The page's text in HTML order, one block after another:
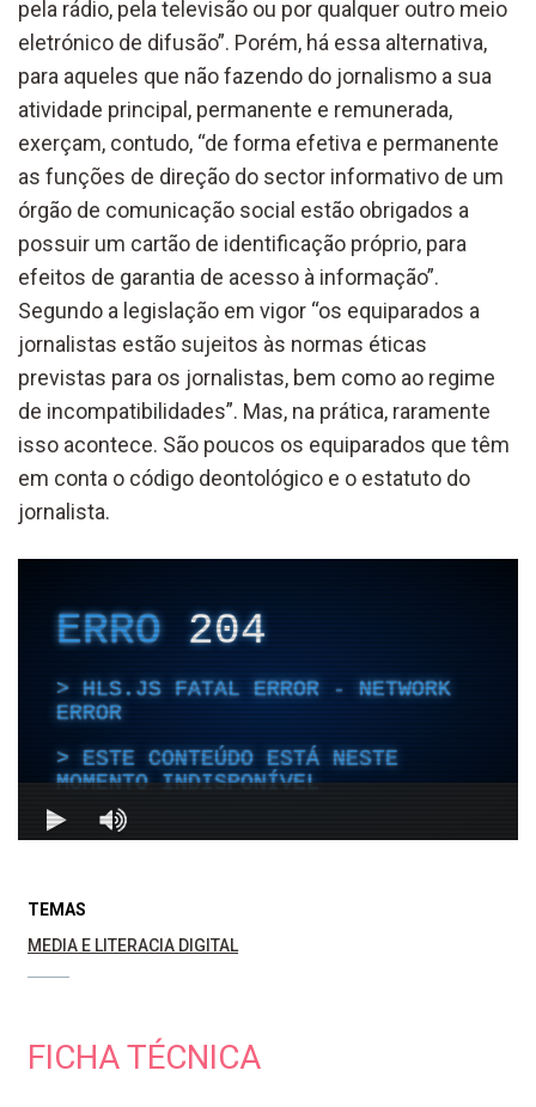
pela rádio, pela televisão ou por qualquer outro meio
eletrónico de difusão”. Porém, há essa alternativa,
para aqueles que não fazendo do jornalismo a sua
atividade principal, permanente e remunerada,
exerçam, contudo, “de forma efetiva e permanente
as funções de direção do sector informativo de um
órgão de comunicação social estão obrigados a
possuir um cartão de identificação próprio, para
efeitos de garantia de acesso à informação”.
Segundo a legislação em vigor “os equiparados a
jornalistas estão sujeitos às normas éticas
previstas para os jornalistas, bem como ao regime
de incompatibilidades”. Mas, na prática, raramente
isso acontece. São poucos os equiparados que têm
em conta o código deontológico e o estatuto do
jornalista.
TEMAS
MEDIA E LITERACIA DIGITAL
FICHA TÉCNICA